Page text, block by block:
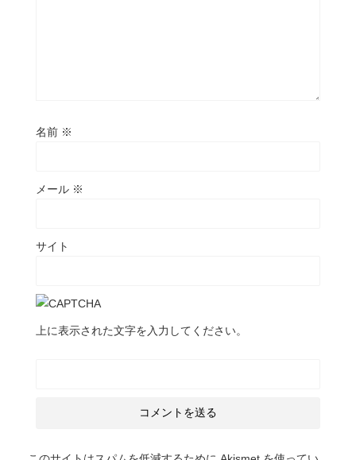
名前 ※
メール ※
サイト
上に表示された文字を入力してください。